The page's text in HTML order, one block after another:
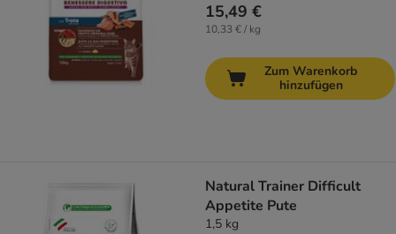
15,49 €
10,33 € / kg
Zum Warenkorb
hinzufügen
Natural Trainer Difficult
Appetite Pute
1,5 kg